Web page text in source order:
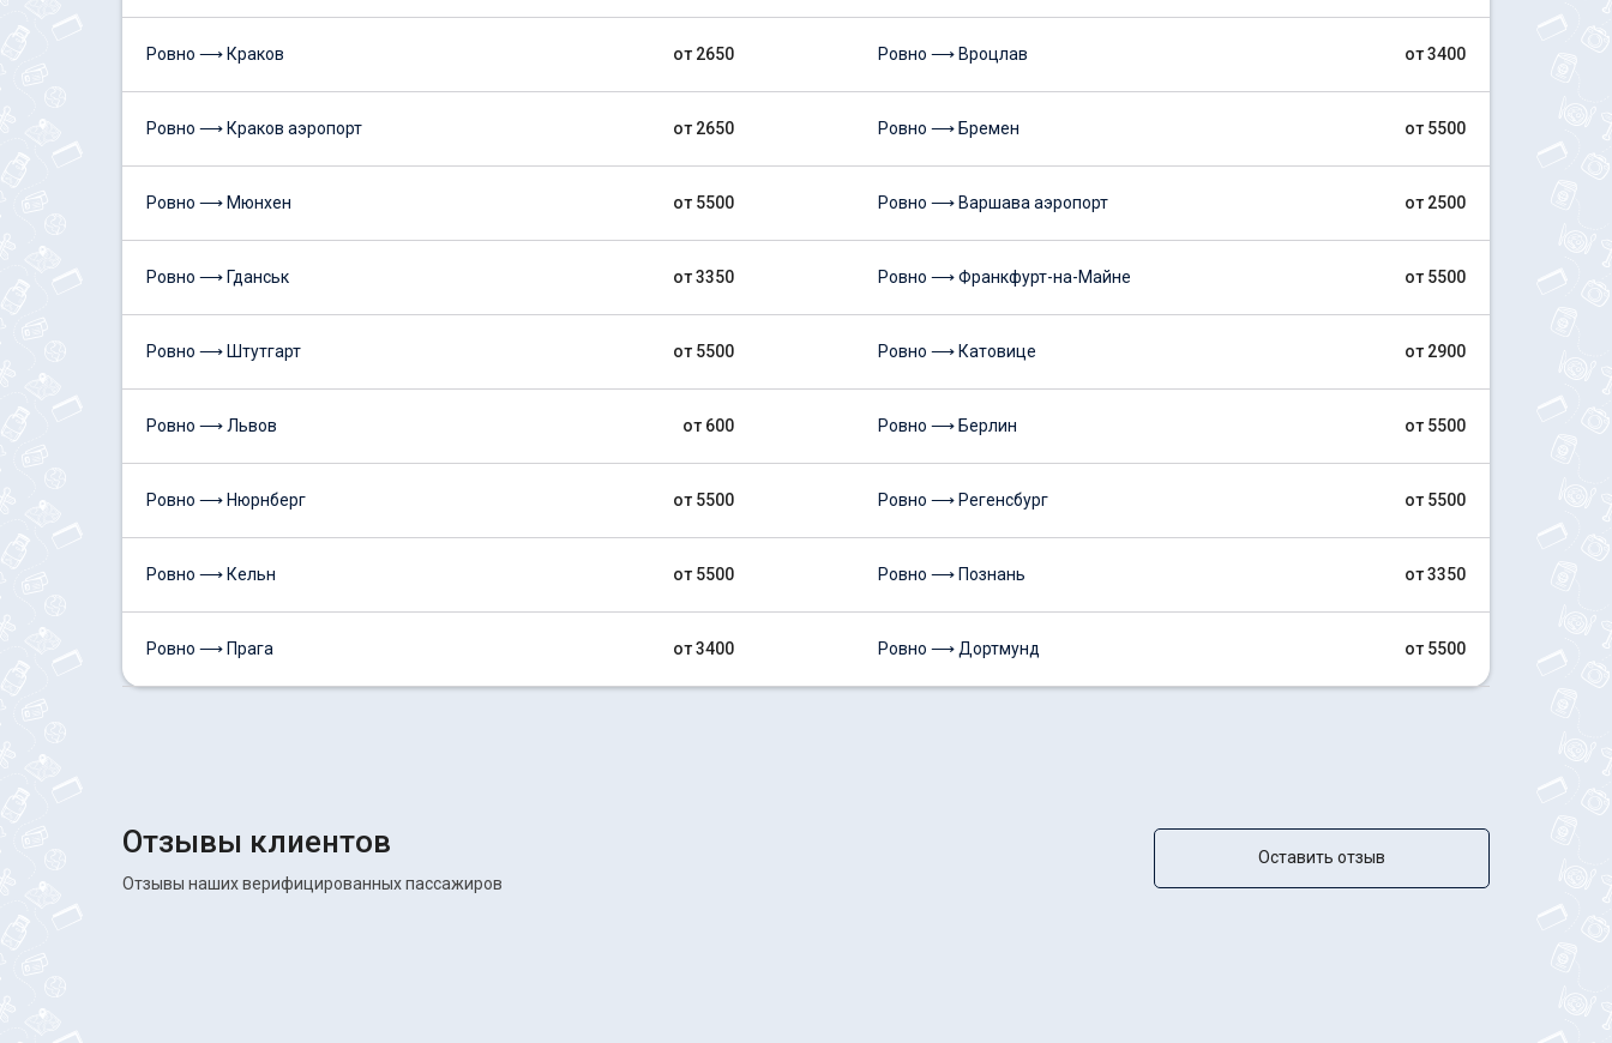
Ровно ⟶ Краков от 2650
Ровно ⟶ Краков аэропорт от 2650
Ровно ⟶ Мюнхен от 5500
Ровно ⟶ Гданськ от 3350
Ровно ⟶ Штутгарт от 5500
Ровно ⟶ Львов от 600
Ровно ⟶ Нюрнберг от 5500
Ровно ⟶ Кельн от 5500
Ровно ⟶ Прага от 3400
Ровно ⟶ Вроцлав от 3400
Ровно ⟶ Бремен от 5500
Ровно ⟶ Варшава аэропорт от 2500
Ровно ⟶ Франкфурт-на-Майне от 5500
Ровно ⟶ Катовице от 2900
Ровно ⟶ Берлин от 5500
Ровно ⟶ Регенсбург от 5500
Ровно ⟶ Познань от 3350
Ровно ⟶ Дортмунд от 5500
Отзывы клиентов
Отзывы наших верифицированных пассажиров
Оставить отзыв